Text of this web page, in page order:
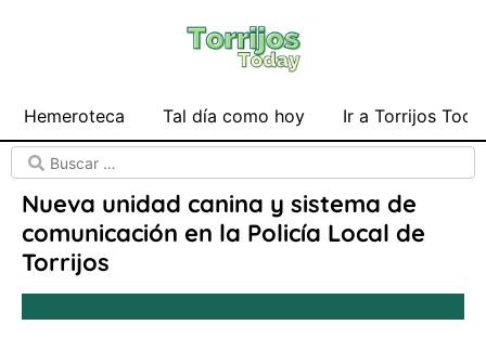
Hemeroteca Tal día como hoy Ir a Torrijos
Nueva unidad canina y sistema de
comunicación en la Policía Local de
Torrijos